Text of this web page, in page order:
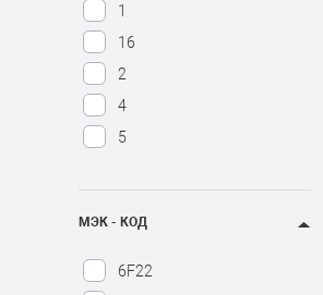
1
16
2
4
5
МЭК - КОД
6F22